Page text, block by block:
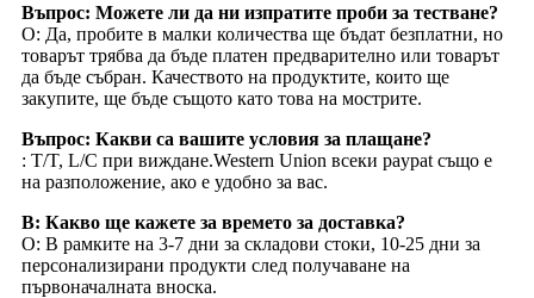
Въпрос: Можете ли да ни изпратите проби за тестване?
О: Да, пробите в малки количества ще бъдат безплатни, но
товарът трябва да бъде платен предварително или товарът
да бъде събран. Качеството на продуктите, които ще
закупите, ще бъде същото като това на мострите.
Въпрос: Какви са вашите условия за плащане?
: T/T, L/C при виждане.Western Union всеки paypat също е
на разположение, ако е удобно за вас.
В: Какво ще кажете за времето за доставка?
О: В рамките на 3-7 дни за складови стоки, 10-25 дни за
персонализирани продукти след получаване на
първоначалната вноска.